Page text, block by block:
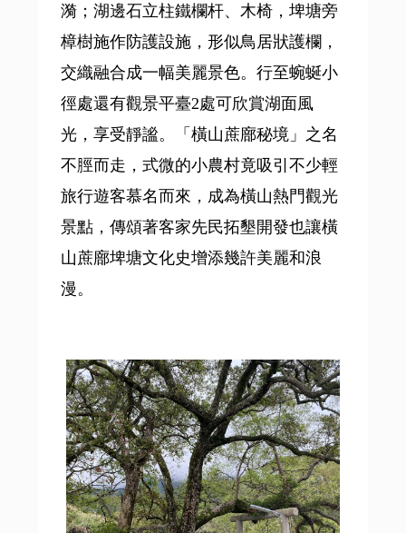
漪；湖邊石立柱鐵欄杆、木椅，埤塘旁
樟樹施作防護設施，形似鳥居狀護欄，
交織融合成一幅美麗景色。行至蜿蜒小
徑處還有觀景平臺2處可欣賞湖面風
光，享受靜謐。「橫山蔗廍秘境」之名
不脛而走，式微的小農村竟吸引不少輕
旅行遊客慕名而來，成為橫山熱門觀光
景點，傳頌著客家先民拓墾開發也讓橫
山蔗廍埤塘文化史增添幾許美麗和浪
漫。